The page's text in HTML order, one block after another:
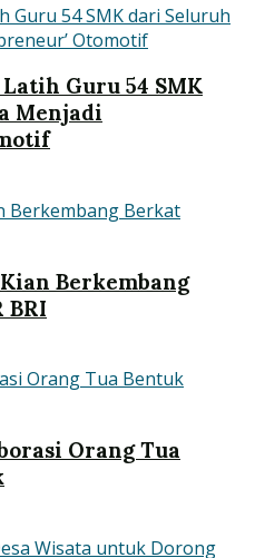
Guru 54 SMK
Menjadi
Berkembang
BRI
Orang Tua